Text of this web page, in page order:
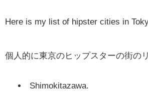
Here is my list of hipster cities in
個人的に東京のヒップスターの街の
Shimokitazawa.